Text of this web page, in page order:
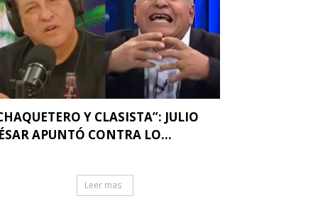
Y CLASISTA”: JULIO
APUNTÓ CONTRA LO...
Leer mas